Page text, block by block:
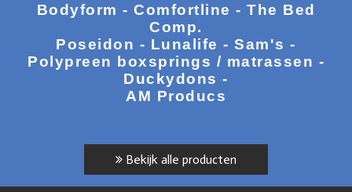
Bodyform - Comfortline - The Bed
Comp.
Poseidon - Lunalife - Sam's -
Polypreen boxsprings / matrassen -
Duckydons -
AM Producs
Bekijk alle producten